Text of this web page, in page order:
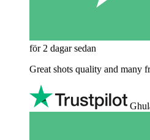
för 2 dagar sedan
Great shots quality and many